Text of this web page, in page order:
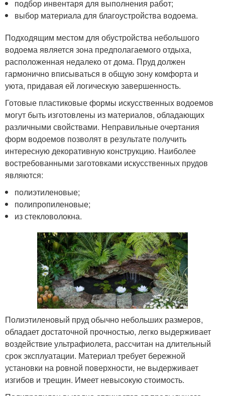
подбор инвентаря для выполнения работ;
выбор материала для благоустройства водоема.
Подходящим местом для обустройства небольшого
водоема является зона предполагаемого отдыха,
расположенная недалеко от дома. Пруд должен
гармонично вписываться в общую зону комфорта и
уюта, придавая ей логическую завершенность.
Готовые пластиковые формы искусственных водоемов
могут быть изготовлены из материалов, обладающих
различными свойствами. Неправильные очертания
форм водоемов позволят в результате получить
интересную декоративную конструкцию. Наиболее
востребованными заготовками искусственных прудов
являются:
полиэтиленовые;
полипропиленовые;
из стекловолокна.
Полиэтиленовый пруд обычно небольших размеров,
обладает достаточной прочностью, легко выдерживает
воздействие ультрафиолета, рассчитан на длительный
срок эксплуатации. Материал требует бережной
установки на ровной поверхности, не выдерживает
изгибов и трещин. Имеет невысокую стоимость.